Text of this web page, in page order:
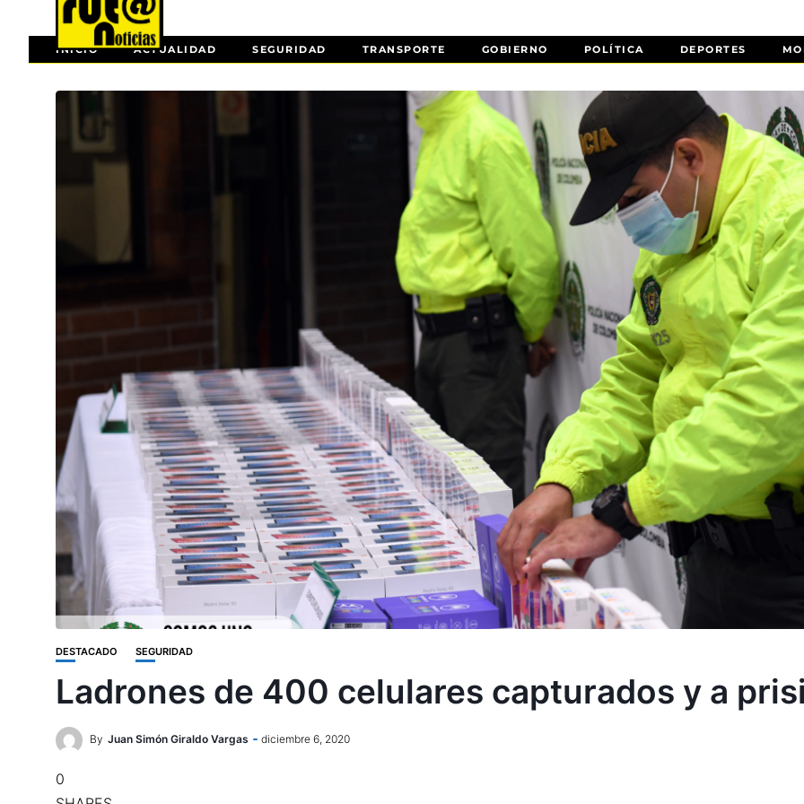
INICIO ACTUALIDAD SEGURIDAD TRANSPORTE GOBIERNO POLÍTICA DEPORTES
DESTACADO SEGURIDAD
Ladrones de 400 celulares capturados y a
By Juan Simón Giraldo Vargas diciembre 6, 2020
0